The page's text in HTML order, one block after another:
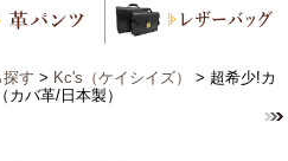
す > Kc's（ケイシイズ）
> 超希少!カ
バ革/日本製）